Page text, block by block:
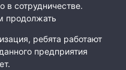
сотрудничестве.
продолжать
ребята работают
предприятия